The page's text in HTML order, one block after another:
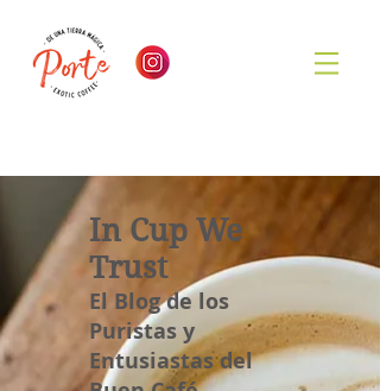
In Cup We
Trust
El Blog de los
Puristas y
Entusiastas del